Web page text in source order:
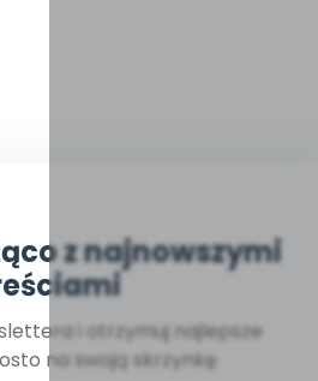
z najnowszymi
i otrzymuj najlepsze
na swoją skrzynkę